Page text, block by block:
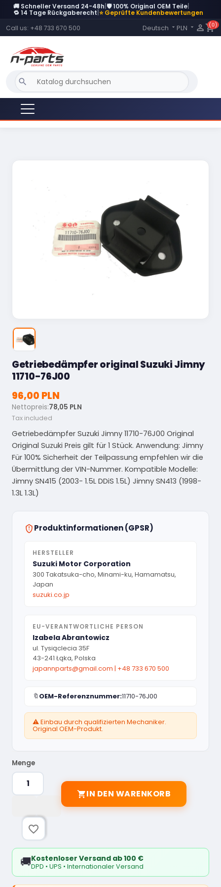
🚚 Schneller Versand 24-48h 🛡️ 100% Original OEM Teile
🔁 14 Tage Rückgaberecht ⭐ Geprüfte Kundenbewertungen
Call us: +48 733 670 500 Language:
Deutsch  PLN   shopping_cart
(0)
search
DERZEIT NICHT AUF LAGER
Getriebedämpfer original Suzuki Jimny
11710-76J00
96,00 PLN
Nettopreis:78,05 PLN
Tax included
Getriebedämpfer Suzuki Jimny 11710-76J00 Original
Original Suzuki Preis gilt für 1 Stück. Anwendung: Jimny
Für 100% Sicherheit der Teilpassung empfehlen wir die
Übermittlung der VIN-Nummer. Kompatible Modelle:
Jimny SN415 (2003- 1.5L DDiS 1.5L) Jimny SN413 (1998-
1.3L 1.3L)
Produktinformationen (GPSR)
HERSTELLER
Suzuki Motor Corporation
300 Takatsuka-cho, Minami-ku, Hamamatsu,
Japan
suzuki.co.jp
EU-VERANTWORTLICHE PERSON
Izabela Abrantowicz
ul. Tysiąclecia 35F
43-241 Łąka, Polska
japannparts@gmail.com | +48 733 670 500
🔖 OEM-Referenznummer:11710-76J00
⚠️ Einbau durch qualifizierten Mechaniker.
Original OEM-Produkt.
Menge
IN DEN WARENKORB
favorite_border
🚚Kostenloser Versand ab 100 €
DPD • UPS • Internationaler Versand